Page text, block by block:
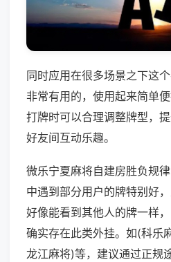
同时应用在很多场景之下这
非常有用的，使用起来简单
打牌时可以合理调整牌型，
好友间互动乐趣。
微乐宁夏麻将自建房胜负规
中遇到部分用户的牌特别好
好像能看到其他人的牌一样
确实存在此类外挂。如(科乐
龙江麻将)等，建议通过正规